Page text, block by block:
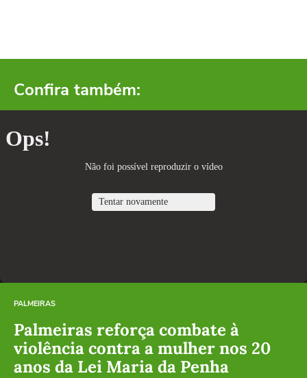
Confira também:
PALMEIRAS
Palmeiras reforça combate à
violência contra a mulher nos 20
anos da Lei Maria da Penha